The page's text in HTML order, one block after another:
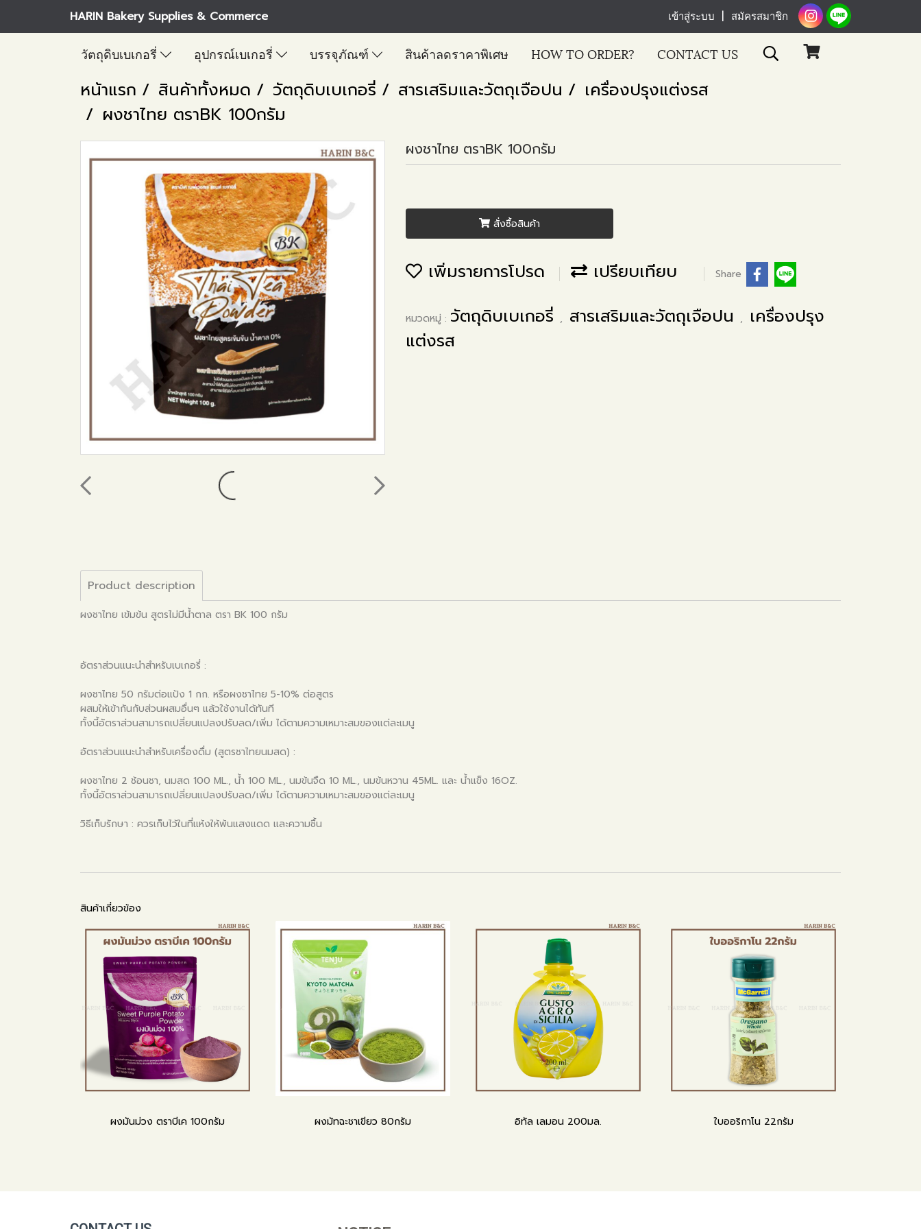
HARIN Bakery Supplies & Commerce เข้าสู่ระบบ สมัครสมาชิก
วัตถุดิบเบเกอรี่ อุปกรณ์เบเกอรี่ บรรจุภัณฑ์ สินค้าลดราคาพิเศษ HOW TO ORDER? CONTACT US
หน้าแรก สินค้าทั้งหมด วัตถุดิบเบเกอรี่ สารเสริมและวัตถุเจือปน
เครื่องปรุงแต่งรส
ผงชาไทย ตราBK 100กรัม
ผงชาไทย ตราBK 100กรัม
สั่งซื้อสินค้า
เพิ่มรายการโปรด เปรียบเทียบ Share
หมวดหมู่ : วัตถุดิบเบเกอรี่ , สารเสริมและวัตถุเจือปน ,
เครื่องปรุง
แต่งรส
Product description
ผงชาไทย เข้มข้น สูตรไม่มีน้ำตาล ตรา BK 100 กรัม
อัตราส่วนแนะนำสำหรับเบเกอรี่ :
ผงชาไทย 50 กรัมต่อแป้ง 1 กก. หรือผงชาไทย 5-10% ต่อสูตร
ผสมให้เข้ากันกับส่วนผสมอื่นๆ แล้วใช้งานได้ทันที
ทั้งนี้อัตราส่วนสามารถเปลี่ยนแปลงปรับลด/เพิ่ม ได้ตามความเหมาะสมของเเต่ละเมนู
อัตราส่วนแนะนำสำหรับเครื่องดื่ม (สูตรชาไทยนมสด) :
ผงชาไทย 2 ช้อนชา, นมสด 100 ML., น้ำ 100 ML., นมข้นจืด 10 ML., นมข้นหวาน 45ML. และ น้ำแข็ง 16OZ.
ทั้งนี้อัตราส่วนสามารถเปลี่ยนแปลงปรับลด/เพิ่ม ได้ตามความเหมาะสมของเเต่ละเมนู
วิธีเก็บรักษา : ควรเก็บไว้ในที่แห้งให้พ้นแสงแดด และความชื้น
สินค้าเกี่ยวข้อง
ผงมันม่วง ตราบีเค 100กรัม ผงมัทฉะชาเขียว 80กรัม อิทัล เลมอน 200มล. ใบออริกาโน 22กรัม